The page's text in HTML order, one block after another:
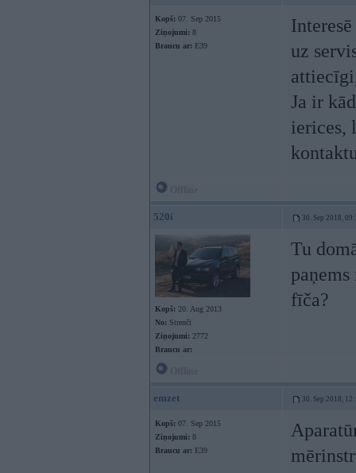
Kopš: 07. Sep 2015
Ziņojumi: 8
Braucu ar: E39
uz
Ja ir
ierices,
520i 30. Sep 2018,
Kopš: 20. Aug 2013
No: Strenči
Ziņojumi: 2772
Braucu ar:
Tu
fīča?
emzet 30. Sep 2018,
Kopš: 07. Sep 2015
Ziņojumi: 8
Braucu ar: E39